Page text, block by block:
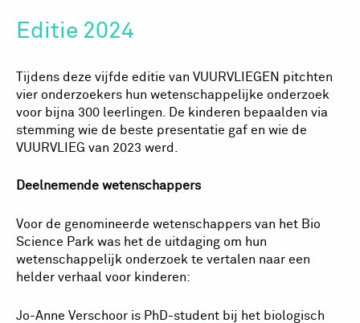
Editie 2024
Tijdens deze vijfde editie van VUURVLIEGEN pitchten
vier onderzoekers hun wetenschappelijke onderzoek
voor bijna 300 leerlingen. De kinderen bepaalden via
stemming wie de beste presentatie gaf en wie de
VUURVLIEG van 2023 werd.
Deelnemende wetenschappers
Voor de genomineerde wetenschappers van het Bio
Science Park was het de uitdaging om hun
wetenschappelijk onderzoek te vertalen naar een
helder verhaal voor kinderen:
Jo-Anne Verschoor is PhD-student bij het biologisch